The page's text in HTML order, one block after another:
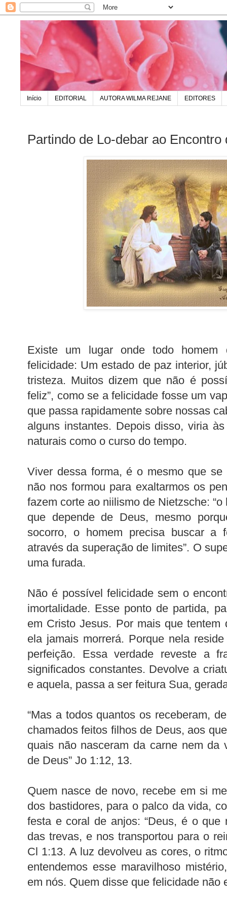
Início EDITORIAL AUTORA WILMA REJANE EDITORES
Partindo de Lo-debar ao Encontro
Existe um lugar onde todo homem
felicidade: Um estado de paz interior,
tristeza. Muitos dizem que não é
feliz”, como se a felicidade fosse um
que passa rapidamente sobre nossas
alguns instantes. Depois disso, viria
naturais como o curso do tempo.
Viver dessa forma, é o mesmo que se
não nos formou para exaltarmos os
fazem corte ao niilismo de Nietzsche:
que depende de Deus, mesmo
socorro, o homem precisa buscar a
através da superação de limites”. O
uma furada.
Não é possível felicidade sem o
imortalidade. Esse ponto de partida,
em Cristo Jesus. Por mais que tentem
ela jamais morrerá. Porque nela
perfeição. Essa verdade reveste a
significados constantes. Devolve a
e aquela, passa a ser feitura Sua,
“Mas a todos quantos os receberam,
chamados feitos filhos de Deus, aos
quais não nasceram da carne nem da
de Deus” Jo 1:12, 13.
Quem nasce de novo, recebe em si
dos bastidores, para o palco da vida,
festa e coral de anjos: “Deus, é o que
das trevas, e nos transportou para o
Cl 1:13. A luz devolveu as cores, o
entendemos esse maravilhoso
em nós. Quem disse que felicidade não